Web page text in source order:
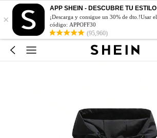
×
APP SHEIN - DESCUBRE TU ESTILO
¡Descarga y consigue un 30% de dto.!Usar el
código: APPOFF30
(95,960)